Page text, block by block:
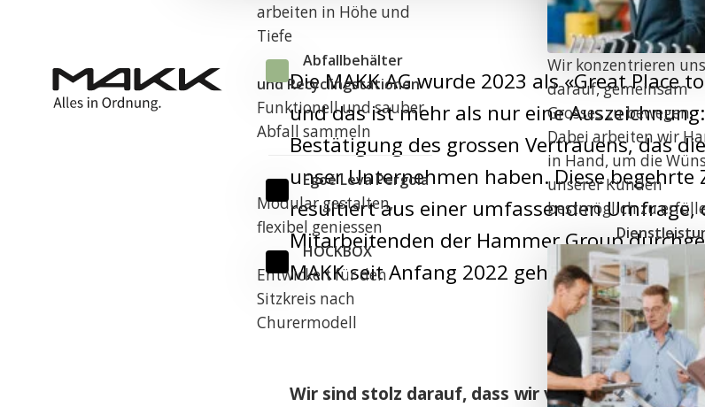
arbeiten in Höhe und
Tiefe
Abfallbehälter
und Recyclingstationen
Funktionell und sauber
Abfall sammeln
Egoé Leva Pergola
Modular gestalten,
flexibel geniessen
HOCKBOX
Entwickelt für den
Sitzkreis nach
Churermodell
Wir konzentrieren uns
darauf, gemeinsam
Grosses zu bewegen.
Dabei arbeiten wir
in Hand, um die
unserer Kunden
bestmöglich zu
Die MAKK AG wurde 2023 als «Great Place
und das ist mehr als nur eine
Bestätigung des grossen Vertrauens, das
unser Unternehmen haben. Diese begehrte
resultiert aus einer umfassenden Umfrage,
Mitarbeitenden der Hammer Group
MAKK seit Anfang 2022 gehört.
Wir sind stolz darauf, dass wir vor Kurzem die